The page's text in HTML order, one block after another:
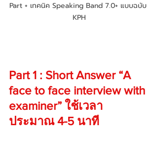
Part + เทคนิค Speaking Band 7.0+ แบบฉบับ
KPH
Part 1 : Short Answer “A
face to face interview with
examiner” ใช้เวลา
ประมาณ 4-5 นาที